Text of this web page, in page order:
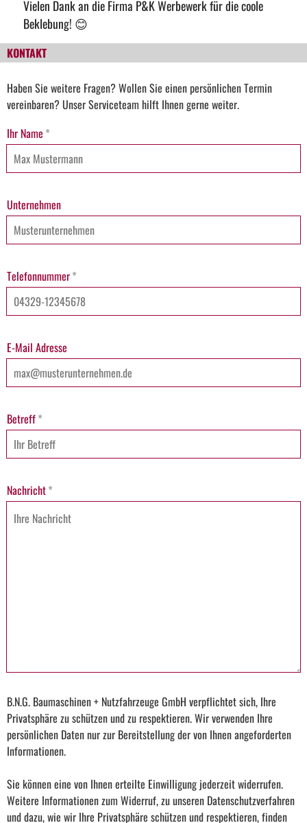
Vielen Dank an die Firma P&K Werbewerkfür die coole
Beklebung! 😊
KONTAKT
Haben Sie weitere Fragen? Wollen Sie einen persönlichen Termin
vereinbaren? Unser Serviceteam hilft Ihnen gerne weiter.
Ihr Name *
Unternehmen
Telefonnummer*
E-Mail Adresse
Betreff*
Nachricht*
B.N.G. Baumaschinen + Nutzfahrzeuge GmbH verpflichtet sich, Ihre
Privatsphäre zu schützen und zu respektieren. Wir verwenden Ihre
persönlichen Daten nur zur Bereitstellung der von Ihnen angeforderten
Informationen.
Sie können eine von Ihnen erteilte Einwilligung jederzeit widerrufen.
Weitere Informationen zum Widerruf, zu unseren Datenschutzverfahren
und dazu, wie wir Ihre Privatsphäre schützen und respektieren, finden